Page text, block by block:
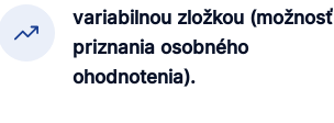
variabilnou zložkou (možnosť
priznania osobného
ohodnotenia).